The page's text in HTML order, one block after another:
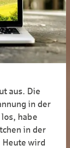
aus. Die
in der
habe
in der
Heute wird